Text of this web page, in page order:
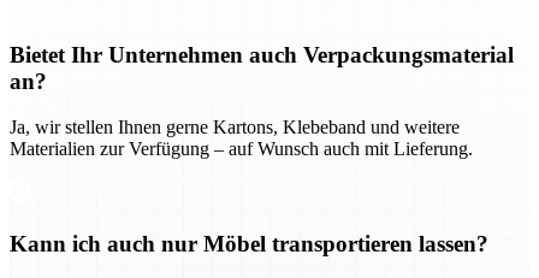
Bietet Ihr Unternehmen auch Verpackungsmaterial
an?
Ja, wir stellen Ihnen gerne Kartons, Klebeband und weitere
Materialien zur Verfügung – auf Wunsch auch mit Lieferung.
Kann ich auch nur Möbel transportieren lassen?